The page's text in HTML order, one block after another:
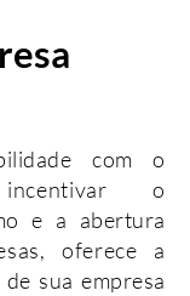
com o
incentivar o
e a abertura
oferece a
sua empresa